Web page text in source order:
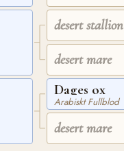
desert stallion
desert mare
Dages ox
Arabiskt Fullblod
desert mare